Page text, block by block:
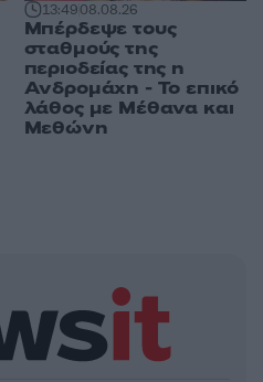
13:4908.08.26
Μπέρδεψε τους
σταθμούς της
περιοδείας της η
Ανδρομάχη - Το επικό
λάθος με Μέθανα και
Μεθώνη